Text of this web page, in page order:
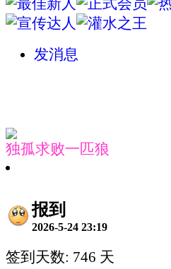
发消息
独孤求败一匹狼
报到
2026-5-24 23:19
签到天数: 746 天